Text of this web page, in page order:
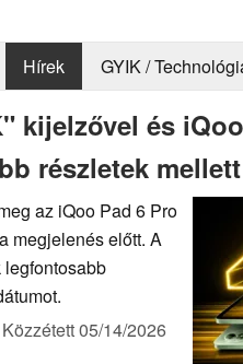
Hírek GYIK /
kijelzővel és
részletek mellett
az iQoo Pad 6 Pro
megjelenés előtt. A
Közzétett05/14/2026